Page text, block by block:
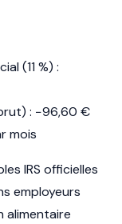
(11 %) :
: −96,60 €
mois
IRS officielles
employeurs
alimentaire